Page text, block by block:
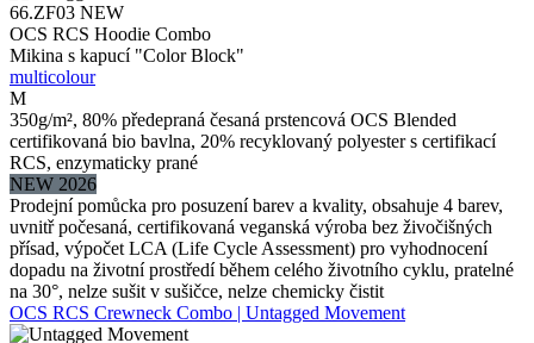
66.ZF03 NEW
OCS RCS Hoodie Combo
Mikina s kapucí "Color Block"
multicolour
M
350g/m², 80% předepraná česaná prstencová OCS Blended
certifikovaná bio bavlna, 20% recyklovaný polyester s certifikací
RCS, enzymaticky prané
NEW 2026
Prodejní pomůcka pro posuzení barev a kvality, obsahuje 4 barev,
uvnitř počesaná, certifikovaná veganská výroba bez živočišných
přísad, výpočet LCA (Life Cycle Assessment) pro vyhodnocení
dopadu na životní prostředí během celého životního cyklu, pratelné
na 30°, nelze sušit v sušičce, nelze chemicky čistit
OCS RCS Crewneck Combo | Untagged Movement